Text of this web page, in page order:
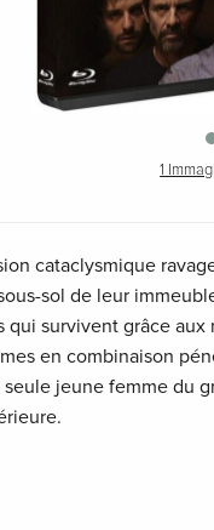
1
cataclysmique
sol de leur
qui survivent grâce
en combinaison
seule jeune femme du